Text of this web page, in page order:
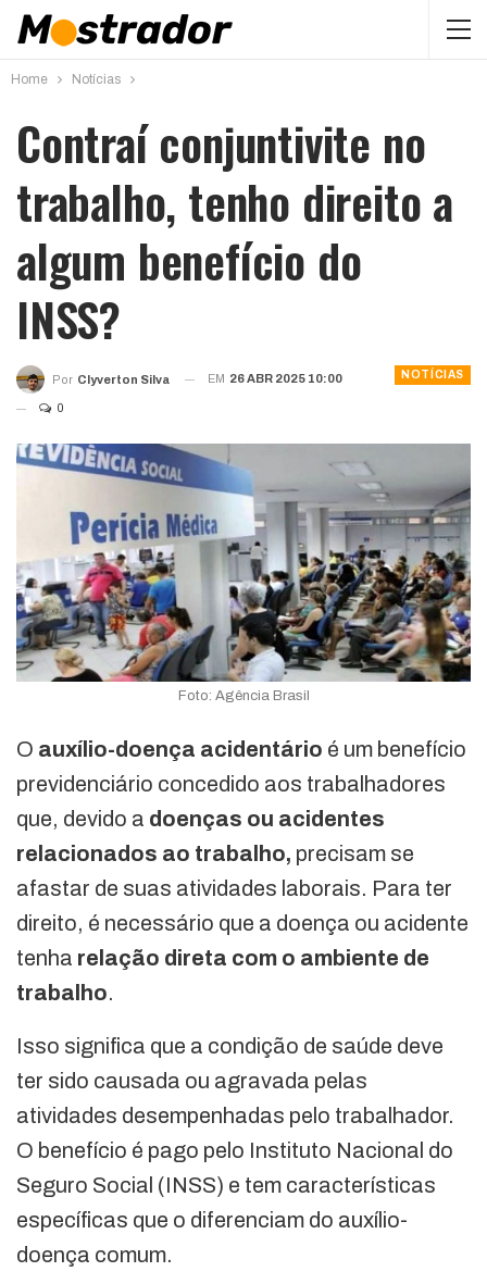
Home Notícias
Contraí conjuntivite no
trabalho, tenho direito a
algum benefício do
INSS?
NOTÍCIAS
Por Clyverton Silva EM 26 ABR 2025 10:00
0
Foto: Agência Brasil
O auxílio-doença acidentário é um benefício
previdenciário concedido aos trabalhadores
que, devido a doenças ou acidentes
relacionados ao trabalho, precisam se
afastar de suas atividades laborais. Para ter
direito, é necessário que a doença ou acidente
tenha relação direta com o ambiente de
trabalho.
Isso significa que a condição de saúde deve
ter sido causada ou agravada pelas
atividades desempenhadas pelo trabalhador.
O benefício é pago pelo Instituto Nacional do
Seguro Social (INSS) e tem características
específicas que o diferenciam do auxílio-
doença comum.